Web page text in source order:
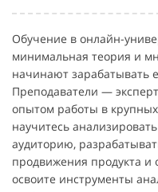
Обучение в онлайн-
минимальная теория и
начинают зарабатывать
Преподаватели —
опытом работы в
научитесь
аудиторию,
продвижения продукта и
освоите инструменты